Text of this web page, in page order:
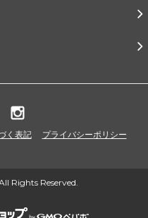
く表記 プライバシーポリシー
Rights Reserved.